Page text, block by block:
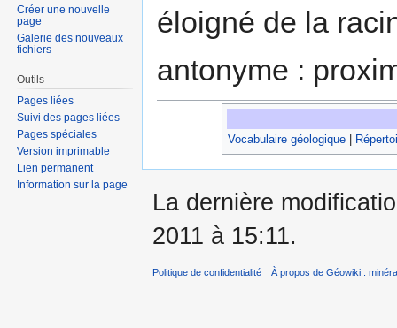
éloigné de la
antonyme :
Vocabulaire géologique
Créer une nouvelle
page
Galerie des nouveaux
fichiers
Outils
Pages liées
Suivi des pages liées
Pages spéciales
Version imprimable
Lien permanent
Information sur la page
La dernière
2011 à 15:11.
Politique de confidentialité À propos de Géowiki :